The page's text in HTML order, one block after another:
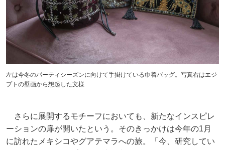
左は今冬のパーティシーズンに向けて手掛けている巾着バッグ。写真右はエジ
プトの壁画から想起した文様
さらに展開するモチーフにおいても、新たなインスピレ
ーションの扉が開いたという。そのきっかけは今年の1月
に訪れたメキシコやグアテマラへの旅。「今、研究してい